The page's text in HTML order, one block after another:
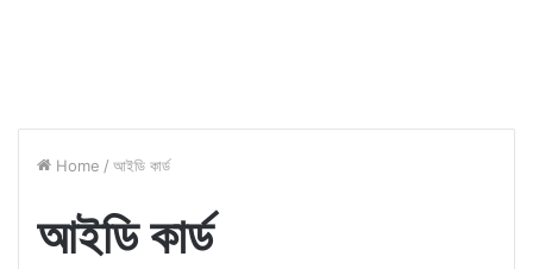
Home / আইডি কার্ড
আইডি কার্ড